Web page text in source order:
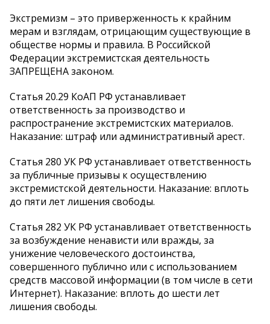
Экстремизм – это приверженность к крайним
мерам и взглядам, отрицающим существующие в
обществе нормы и правила. В Российской
Федерации экстремистская деятельность
ЗАПРЕЩЕНА законом.
Статья 20.29 КоАП РФ устанавливает
ответственность за производство и
распространение экстремистских материалов.
Наказание: штраф или административный арест.
Статья 280 УК РФ устанавливает ответственность
за публичные призывы к осуществлению
экстремистской деятельности. Наказание: вплоть
до пяти лет лишения свободы.
Статья 282 УК РФ устанавливает ответственность
за возбуждение ненависти или вражды, за
унижение человеческого достоинства,
совершенного публично или с использованием
средств массовой информации (в том числе в сети
Интернет). Наказание: вплоть до шести лет
лишения свободы.